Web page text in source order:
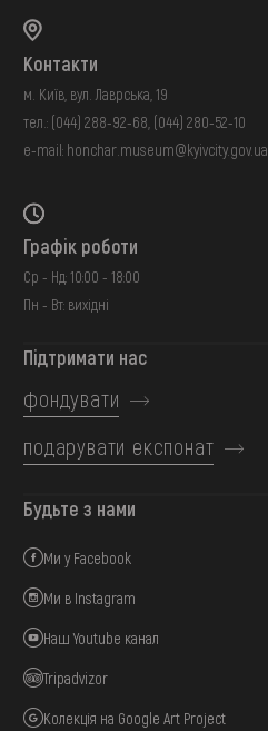
Контакти
м. Київ, вул. Лаврська, 19
тел.: (044) 288-92-68 (044) 280-52-10
e-mail: honchar.museum@kyivcity.gov.ua
Графік роботи
Ср - Нд: 10:00 - 18:00
Пн - Вт: вихідні
Підтримати нас
фондувати
подарувати експонат
Будьте з нами
Ми у Facebook
Ми в Instagram
Наш Youtube канал
Tripadvizor
Колекція на Google Art Project